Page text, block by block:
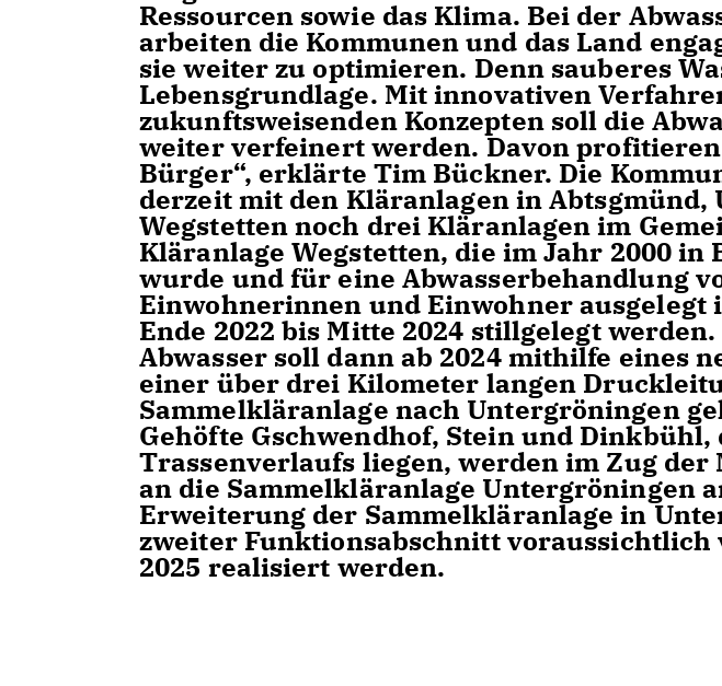
Ressourcen sowie das Klima. Bei der
arbeiten die Kommunen und das Land
sie weiter zu optimieren. Denn sauberes
Lebensgrundlage. Mit innovativen
zukunftsweisenden Konzepten soll die
weiter verfeinert werden. Davon
Bürger“, erklärte Tim Bückner. Die
derzeit mit den Kläranlagen in
Wegstetten noch drei Kläranlagen im
Kläranlage Wegstetten, die im Jahr 2000 in
wurde und für eine Abwasserbehandlung
Einwohnerinnen und Einwohner ausgelegt
Ende 2022 bis Mitte 2024 stillgelegt
Abwasser soll dann ab 2024 mithilfe eines
einer über drei Kilometer langen
Sammelkläranlage nach Untergröningen
Gehöfte Gschwendhof, Stein und Dinkbühl,
Trassenverlaufs liegen, werden im Zug der
an die Sammelkläranlage Untergröningen
Erweiterung der Sammelkläranlage in
zweiter Funktionsabschnitt voraussichtlich
2025 realisiert werden.